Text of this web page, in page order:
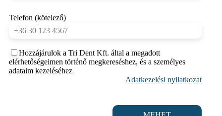
Telefon (kötelező)
Hozzájárulok a Tri Dent Kft. által a megadott
elérhetőségeimen történő megkereséshez, és a személyes
adataim kezeléséhez
Adatkezelési nyilatkozat